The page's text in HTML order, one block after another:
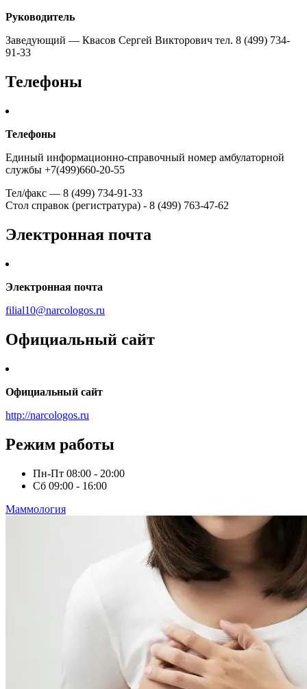
Руководитель
Заведующий — Квасов Сергей Викторович тел. 8 (499) 734-
91-33
Телефоны
Телефоны
Единый информационно-справочный номер амбулаторной
службы +7(499)660-20-55
Тел/факс — 8 (499) 734-91-33
Стол справок (регистратура) - 8 (499) 763-47-62
Электронная почта
Электронная почта
filial10@narcologos.ru
Официальный сайт
Официальный сайт
http://narcologos.ru
Режим работы
Пн-Пт 08:00 - 20:00
Сб 09:00 - 16:00
Маммология